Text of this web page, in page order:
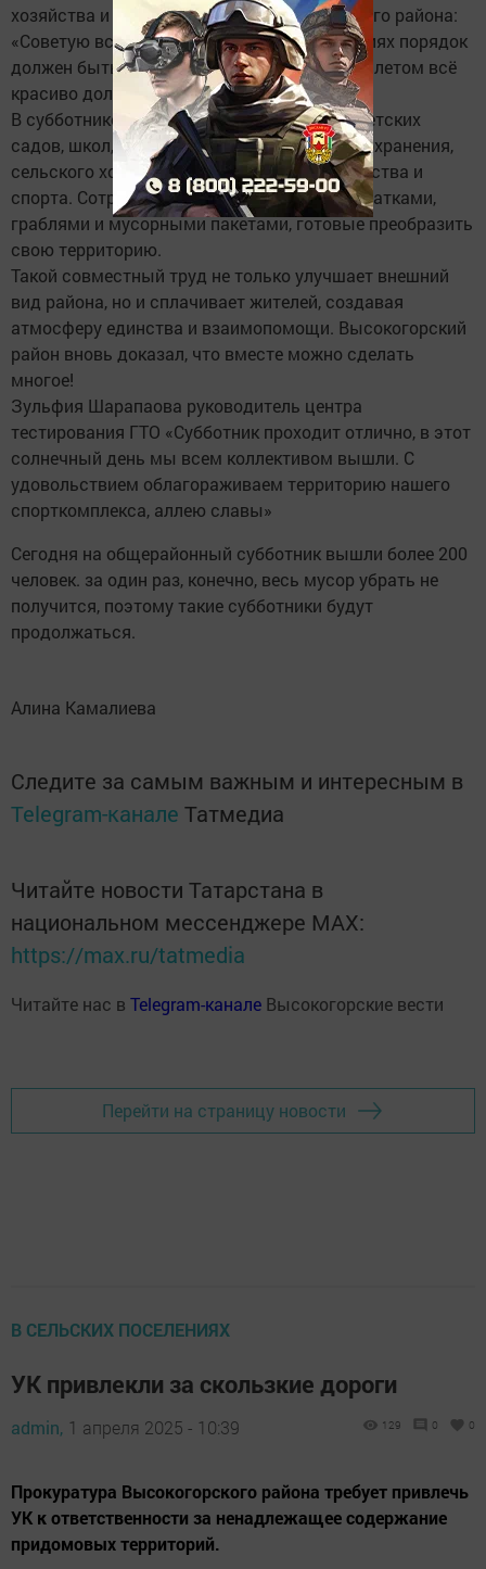
хозяйства и продовольствия Высокогорского района:
«Советую всем, чтоюбы у всех на территориях порядок
должен быть. Весна – она требует порядка, летом всё
красиво должно быть.»
В субботнике приняли участие работники детских
садов, школ, учреждений культуры, здравоохранения,
сельского хозяйства, коммунального хозяйства и
спорта. Сотрудники вышли на улицы с перчатками,
граблями и мусорными пакетами, готовые преобразить
свою территорию.
Такой совместный труд не только улучшает внешний
вид района, но и сплачивает жителей, создавая
атмосферу единства и взаимопомощи. Высокогорский
район вновь доказал, что вместе можно сделать
многое!
Зульфия Шарапаова руководитель центра
тестирования ГТО «Субботник проходит отлично, в этот
солнечный день мы всем коллективом вышли. С
удовольствием облагораживаем территорию нашего
спорткомплекса, аллею славы»
Сегодня на общерайонный субботник вышли более 200
человек. за один раз, конечно, весь мусор убрать не
получится, поэтому такие субботники будут
продолжаться.
Алина Камалиева
Следите за самым важным и интересным в
Telegram-канале Татмедиа
Читайте новости Татарстана в
национальном мессенджере MАХ:
https://max.ru/tatmedia
Читайте нас в Telegram-канале Высокогорские вести
Перейти на страницу новости
В СЕЛЬСКИХ ПОСЕЛЕНИЯХ
УК привлекли за скользкие дороги
admin, 1 апреля 2025 - 10:39 129 0 0
Прокуратура Высокогорского района требует привлечь
УК к ответственности за ненадлежащее содержание
придомовых территорий.